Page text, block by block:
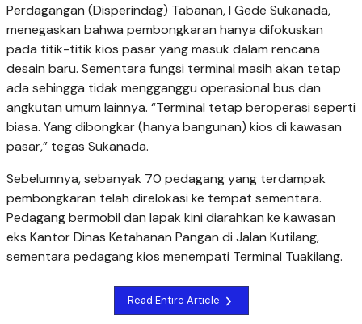
Perdagangan (Disperindag) Tabanan, I Gede Sukanada,
menegaskan bahwa pembongkaran hanya difokuskan
pada titik-titik kios pasar yang masuk dalam rencana
desain baru. Sementara fungsi terminal masih akan tetap
ada sehingga tidak mengganggu operasional bus dan
angkutan umum lainnya. “Terminal tetap beroperasi seperti
biasa. Yang dibongkar (hanya bangunan) kios di kawasan
pasar,” tegas Sukanada.
Sebelumnya, sebanyak 70 pedagang yang terdampak
pembongkaran telah direlokasi ke tempat sementara.
Pedagang bermobil dan lapak kini diarahkan ke kawasan
eks Kantor Dinas Ketahanan Pangan di Jalan Kutilang,
sementara pedagang kios menempati Terminal Tuakilang.
Read Entire Article